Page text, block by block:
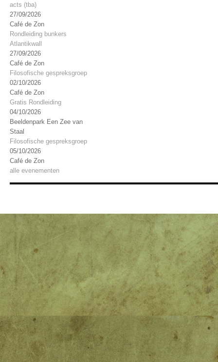
acts (tba)
27/09/2026
Café de Zon
Rondleiding bunkers
Atlantikwall
27/09/2026
Café de Zon
Filosofische gespreksgroep
02/10/2026
Café de Zon
Gratis Rondleiding
04/10/2026
Beeldenpark Een Zee van
Staal
Filosofische gespreksgroep
05/10/2026
Café de Zon
alle evenementen